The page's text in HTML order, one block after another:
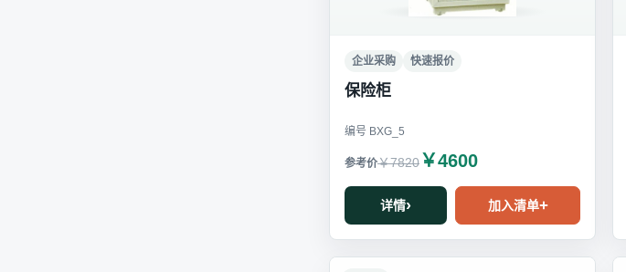
企业采购 快速报价
保险柜
编号 BXG_5
￥7820 ￥4600
详情 加入清单